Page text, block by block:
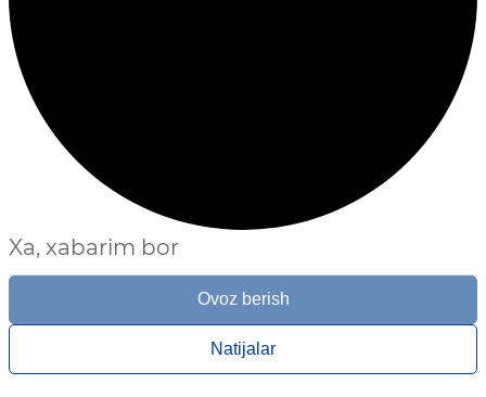
Xa, xabarim bor
Ovoz berish
Natijalar